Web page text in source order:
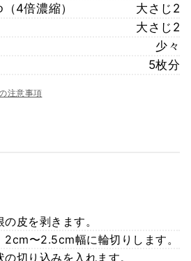
4倍濃縮）
大さじ2
大さじ2
少々
5枚分
注意事項
皮を剥きます。
〜2.5cm幅に輪切りします。
切り込みを入れます。